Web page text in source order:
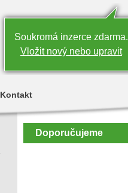
Soukromá inzerce zdarma.
Vložit nový nebo upravit
Kontakt
Doporučujeme